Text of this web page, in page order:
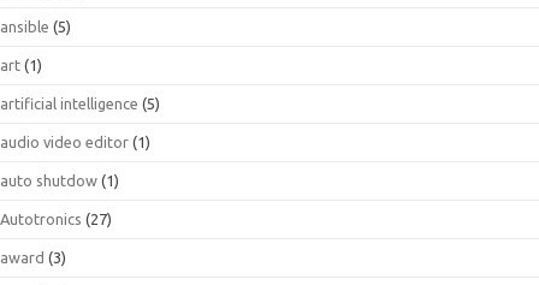
ansible (5)
art (1)
artificial intelligence (5)
audio video editor (1)
auto shutdow (1)
Autotronics (27)
award (3)